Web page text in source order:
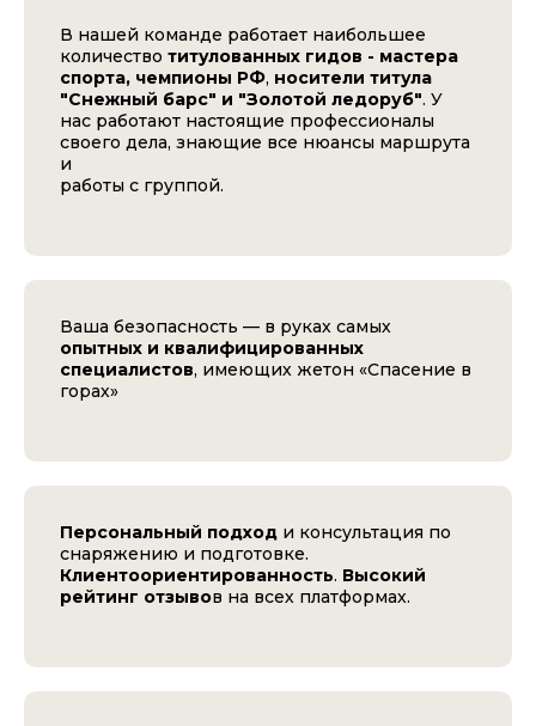
В нашей команде работает наибольшее
количество титулованных гидов - мастера
спорта, чемпионы РФ, носители титула
"Снежный барс" и "Золотой ледоруб". У
нас работают настоящие профессионалы
своего дела, знающие все нюансы маршрута
и
работы с группой.
Ваша безопасность — в руках самых
опытных и квалифицированных
специалистов, имеющих жетон «Спасение в
горах»
Персональный подход и консультация по
снаряжению и подготовке.
Клиентоориентированность. Высокий
рейтинг отзывов на всех платформах.